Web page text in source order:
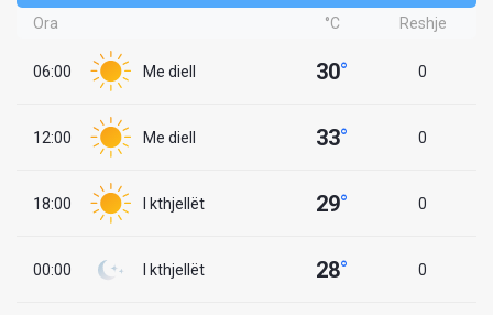
Ora °C Reshje
06:00 Me diell 30° 0
12:00 Me diell 33° 0
18:00 I kthjellët 29° 0
00:00 I kthjellët 28° 0